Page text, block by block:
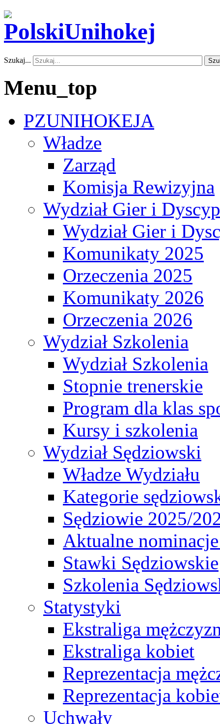
Szukaj...
Menu_top
PZUNIHOKEJA
Władze
Zarząd
Komisja Rewizyjna
Wydział Gier i
Wydział Gier i
Komunikaty 2025
Orzeczenia 2025
Komunikaty 2026
Orzeczenia 2026
Wydział Szkolenia
Wydział Szkolenia
Stopnie trenerskie
Program dla klas
Kursy i szkolenia
Wydział Sędziowski
Władze Wydziału
Kategorie
Sędziowie 2025/
Aktualne
Stawki Sędziowskie
Szkolenia
Statystyki
Ekstraliga
Ekstraliga kobiet
Reprezentacja
Reprezentacja
Uchwały